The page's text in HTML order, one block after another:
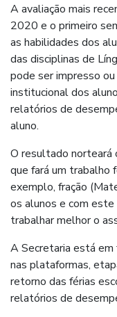
A avaliação mais
2020 e o primeiro
as habilidades dos
das disciplinas de
pode ser impresso
institucional dos
relatórios de
aluno.
O resultado norteará
que fará um trabalho
exemplo, fração
os alunos e com
trabalhar melhor o
A Secretaria está
nas plataformas,
retorno das férias
relatórios de